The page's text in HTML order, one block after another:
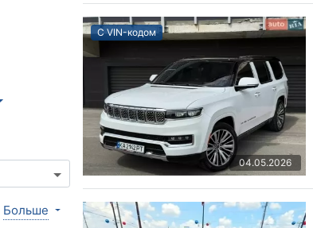
Больше
С VIN-кодом
04.05.2026